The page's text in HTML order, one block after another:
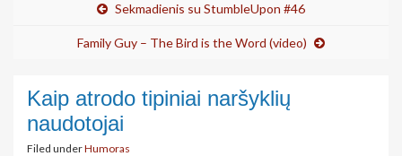
Sekmadienis su StumbleUpon #46
Family Guy – The Bird is the Word (video)
Kaip atrodo tipiniai naršyklių
naudotojai
Filed underHumoras